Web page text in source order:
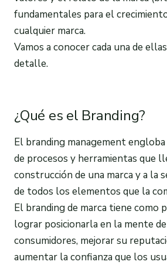
fundamentales para el
cualquier marca.
Vamos a conocer cada una de
detalle.
¿Qué es el Branding?
El branding management
de procesos y herramientas que
construcción de una marca y a la
de todos los elementos que la
El branding de marca tiene como
lograr posicionarla en la mente
consumidores, mejorar su
aumentar la confianza que los